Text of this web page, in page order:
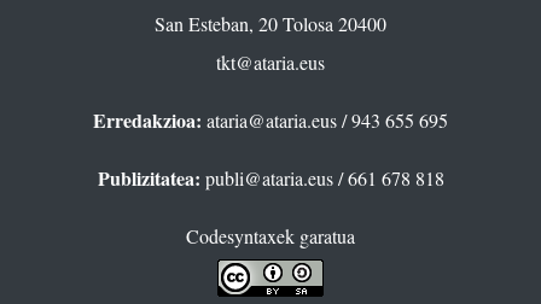
San Esteban, 20 Tolosa 20400
tkt@ataria.eus
Erredakzioa: ataria@ataria.eus/ 943 655 695
Publizitatea: publi@ataria.eus/ 661 678 818
Codesyntaxek garatua